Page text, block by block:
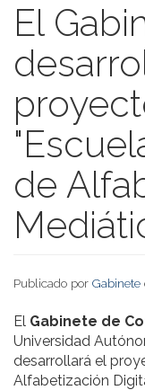
El
de
Publicado por Gabinete
El Gabinete de
Universidad
desarrollará el
Alfabetización